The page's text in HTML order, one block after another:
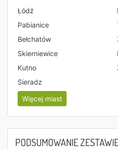
Łódź
Pabianice
Bełchatów
Skierniewice
Kutno
Sieradz
Więcej miast
PODSUMOWANIE